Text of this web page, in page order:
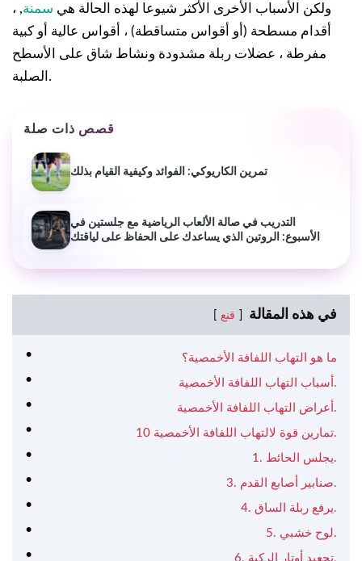
ولكن الأسباب الأخرى الأكثر شيوعا لهذه الحالة هي سمنة, ،
أقدام مسطحة (أو أقواس متساقطة) ، أقواس عالية أو كبية
مفرطة ، عضلات ربلة مشدودة ونشاط شاق على الأسطح
الصلبة.
قصص ذات صلة
تمرين الكاريوكي: الفوائد وكيفية القيام بذلك
التدريب في صالة الألعاب الرياضية مع جلستين في
الأسبوع: الروتين الذي يساعدك على الحفاظ على لياقتك
في هذه المقالة قنع
ما هو التهاب اللفافة الأخمصية؟
أسباب التهاب اللفافة الأخمصية.
أعراض التهاب اللفافة الأخمصية.
10 تمارين قوة لالتهاب اللفافة الأخمصية.
1. يجلس الحائط.
3. صنابير أصابع القدم.
4. يرفع ربلة الساق.
5. لوح خشبي.
6. تجعيد أوتار الركبة.